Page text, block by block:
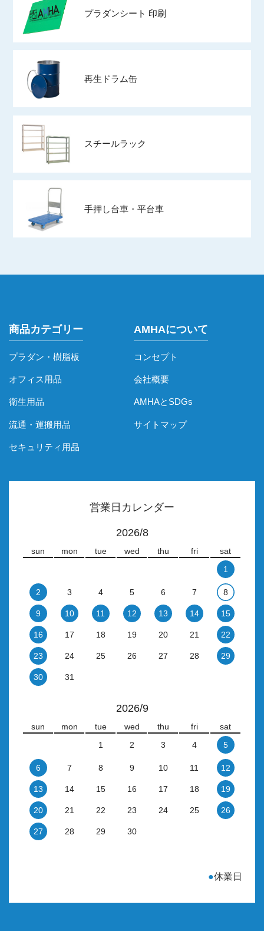
プラダンシート 印刷
再生ドラム缶
スチールラック
手押し台車・平台車
商品カテゴリー
プラダン・樹脂板
オフィス用品
衛生用品
流通・運搬用品
セキュリティ用品
AMHAについて
コンセプト
会社概要
AMHAとSDGs
サイトマップ
営業日カレンダー
2026/8
sun mon tue wed thu fri
sat
1
2 3 4 5 6 7 8
9 10 11 12 13 14 15
16 17 18 19 20 21 22
23 24 25 26 27 28 29
30 31
2026/9
sun mon tue wed thu fri
sat
1
2 3 4 5
6 7 8 9 10 11 12
13 14 15 16 17 18 19
20 21 22 23 24 25 26
27 28 29 30
●休業日